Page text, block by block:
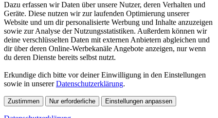
Dazu erfassen wir Daten über unsere Nutzer, deren Verhalten und
Geräte. Diese nutzen wir zur laufenden Optimierung unserer
Website und um dir personalisierte Werbung und Inhalte anzuzeigen
sowie zur Analyse der Nutzungsstatistiken. Außerdem können wir
deine verschlüsselten Daten mit externen Anbietern abgleichen und
dir über deren Online-Werbekanäle Angebote anzeigen, nur wenn
du deren Dienste bereits selbst nutzt.
Erkundige dich bitte vor deiner Einwilligung in den Einstellungen
sowie in unsererDatenschutzerklärung.
Zustimmen Nur erforderliche Einstellungen anpassen